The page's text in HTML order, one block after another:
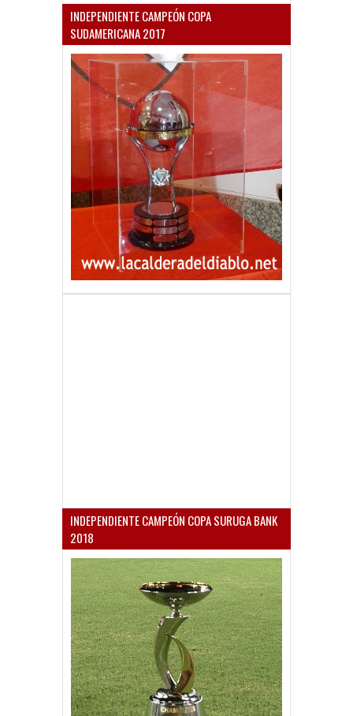
INDEPENDIENTE CAMPEÓN COPA
SUDAMERICANA 2017
INDEPENDIENTE CAMPEÓN COPA SURUGA BANK
2018